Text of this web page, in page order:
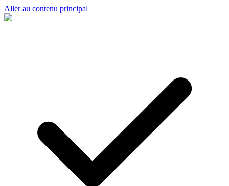
Aller au contenu principal